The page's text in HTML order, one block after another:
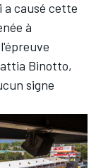
a causé cette
à
Binotto,
signe